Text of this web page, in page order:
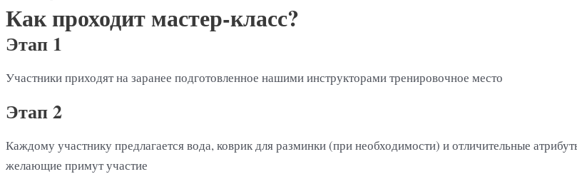
Как проходит мастер-класс?
Этап 1
Участники приходят на заранее подготовленное нашими инструкторами тренировочное место
Этап 2
Каждому участнику предлагается вода, коврик для разминки (при необходимости) и отличительные
желающие примут участие